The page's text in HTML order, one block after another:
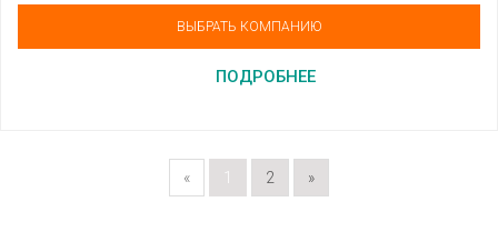
ВЫБРАТЬ КОМПАНИЮ
ПОДРОБНЕЕ
« 1 2 »